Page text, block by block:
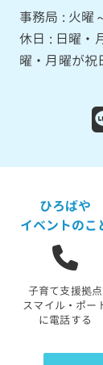
事務局 : 火
休日 : 日曜・
曜・月曜が祝
ひろばや
イベントのこ
子育て支援拠点
スマイル・ポー
に電話する